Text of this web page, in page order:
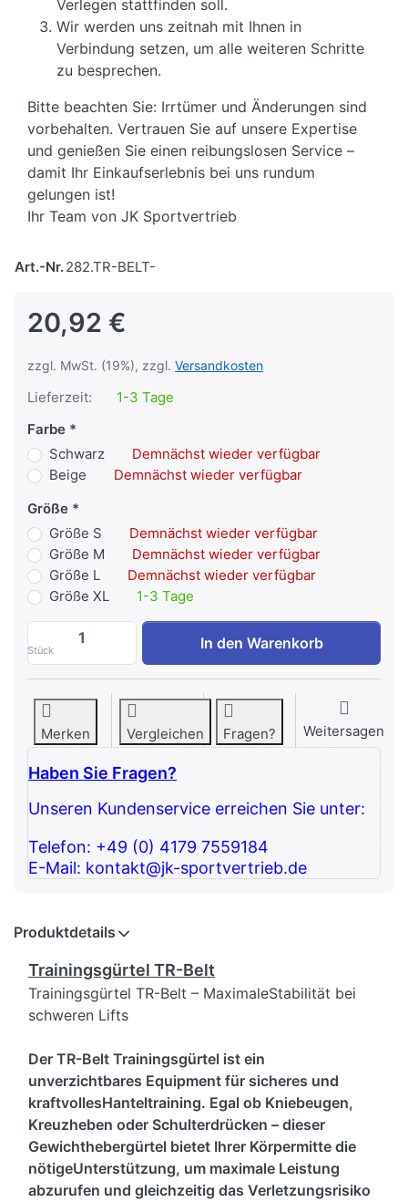
Verlegen stattfinden soll.
Wir werden uns zeitnah mit Ihnen in
Verbindung setzen, um alle weiteren Schritte
zu besprechen.
Bitte beachten Sie: Irrtümer und Änderungen sind
vorbehalten. Vertrauen Sie auf unsere Expertise
und genießen Sie einen reibungslosen Service –
damit Ihr Einkaufserlebnis bei uns rundum
gelungen ist!
Ihr Team von JK Sportvertrieb
Art.-Nr.282.TR-BELT-
20,92 €
zzgl. MwSt. (19%), zzgl. Versandkosten
Lieferzeit:
1-3 Tage
Farbe
Schwarz
Demnächst wieder verfügbar
Beige
Demnächst wieder verfügbar
Größe
Größe S
Demnächst wieder verfügbar
Größe M
Demnächst wieder verfügbar
Größe L
Demnächst wieder verfügbar
Größe XL
1-3 Tage
Stück
Trainingsgürtel TR-Belt zu 20,92 €,
In den Warenkorb
Merken Vergleichen Fragen? Weitersagen
Haben Sie Fragen?
Unseren Kundenservice erreichen Sie unter:
Telefon: +49 (0) 4179 7559184
E-Mail: kontakt@jk-sportvertrieb.de
Produktdetails
Trainingsgürtel TR-Belt
Trainingsgürtel TR-Belt – MaximaleStabilität bei
schweren Lifts
Der TR-Belt Trainingsgürtel ist ein
unverzichtbares Equipment für sicheres und
kraftvollesHanteltraining. Egal ob Kniebeugen,
Kreuzheben oder Schulterdrücken – dieser
Gewichthebergürtel bietet Ihrer Körpermitte die
nötigeUnterstützung, um maximale Leistung
abzurufen und gleichzeitig das Verletzungsrisiko